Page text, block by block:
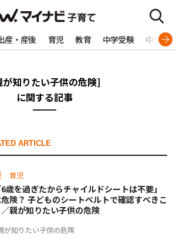
産・産後 育児 教育 中学受験 中学生
が知りたい子供の危険]
に関する記事
ARTICLE
育児
が知りたい子供の危険
6歳を過ぎたからチャイルドシートは不要」
険？ 子どものシートベルトで確認すべきこ
／親が知りたい子供の危険